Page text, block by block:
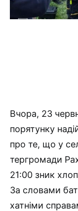
Вчора, 23
порятунку
про те, що у
тергромади
21:00 зник
За словами
хатніми